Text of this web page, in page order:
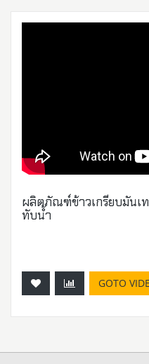
ผลิตภัณฑ์ข้าวเกรียบมันเ
ทับน้ำ
GOTO